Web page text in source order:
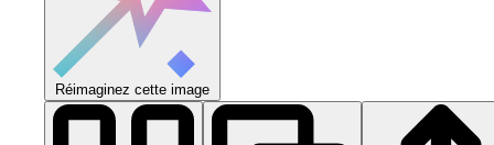
Réimaginez cette image